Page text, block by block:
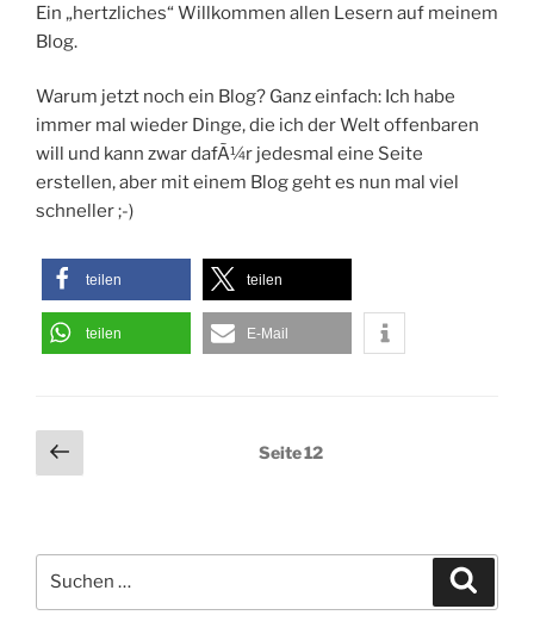
Ein „hertzliches“ Willkommen allen Lesern auf meinem
Blog.
Warum jetzt noch ein Blog? Ganz einfach: Ich habe
immer mal wieder Dinge, die ich der Welt offenbaren
will und kann zwar dafÃ¼r jedesmal eine Seite
erstellen, aber mit einem Blog geht es nun mal viel
schneller ;-)
teilen teilen
teilen E-Mail
Seitennummerierung
der
Vorherige
Seite
Seite12
nach: